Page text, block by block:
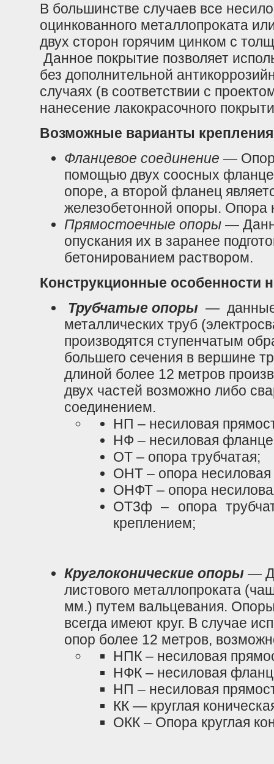
В большинстве случаев все
оцинкованного металлопроката
двух сторон горячим цинком с
Данное покрытие позволяет
без дополнительной
случаях (в соответствии с
нанесение лакокрасочного
Возможные варианты
Фланцевое соединение —
помощью двух соосных
опоре, а второй фланец
железобетонной опоры. Опора
Прямостоечные опоры —
опускания их в заранее
бетонированием раствором.
Конструкционные особенности
Трубчатые опоры — данные
металлических труб
производятся ступенчатым
большего сечения в вершине
длиной более 12 метров
двух частей возможно либо
соединением.
НП – несиловая
НФ – несиловая
ОТ – опора трубчатая;
ОНТ – опора несиловая
ОНФТ – опора
ОТ3ф – опора
креплением;
Круглоконические опоры —
листового металлопроката
мм.) путем вальцевания.
всегда имеют круг. В случае
опор более 12 метров,
НПК – несиловая
НФК – несиловая
НП – несиловая
КК — круглая
ОКК – Опора круглая